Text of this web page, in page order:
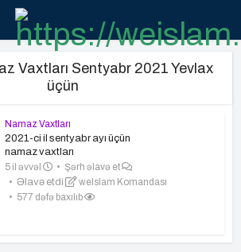
Vaxtları Sentyabr 2021 Yevlax
üçün
Namaz Vaxtları
2021-ci il sentyabr ayı üçün
namaz vaxtları
5 il əvvəl
Şərh əlavə et
Əlavə etdi
weIslam Komandası
577 dəfə baxılıb